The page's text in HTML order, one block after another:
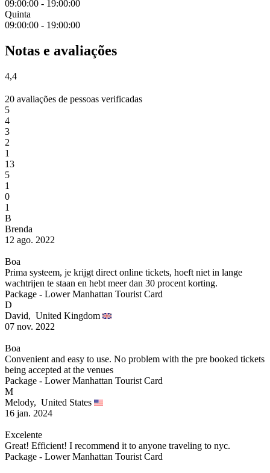
09:00:00 - 19:00:00
Quinta
09:00:00 - 19:00:00
Notas e avaliações
4,4
20 avaliações de pessoas verificadas
5
4
3
2
1
13
5
1
0
1
B
Brenda
12 ago. 2022
Boa
Prima systeem, je krijgt direct online tickets, hoeft niet in lange
wachtrijen te staan en hebt meer dan 30 procent korting.
Package - Lower Manhattan Tourist Card
D
David, United Kingdom
07 nov. 2022
Boa
Convenient and easy to use. No problem with the pre booked tickets
being accepted at the venues
Package - Lower Manhattan Tourist Card
M
Melody, United States
16 jan. 2024
Excelente
Great! Efficient! I recommend it to anyone traveling to nyc.
Package - Lower Manhattan Tourist Card